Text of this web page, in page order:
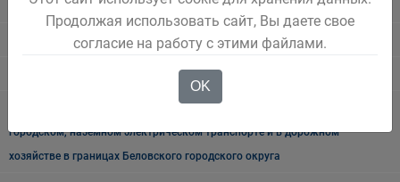
Информация для заказчиков
Муниципальный контроль
городском, наземном электрическом транспорте и в дорожном
хозяйстве в границах Беловского городского округа
Продолжая использовать сайт, Вы даете свое
согласие на работу с этими файлами.
OK